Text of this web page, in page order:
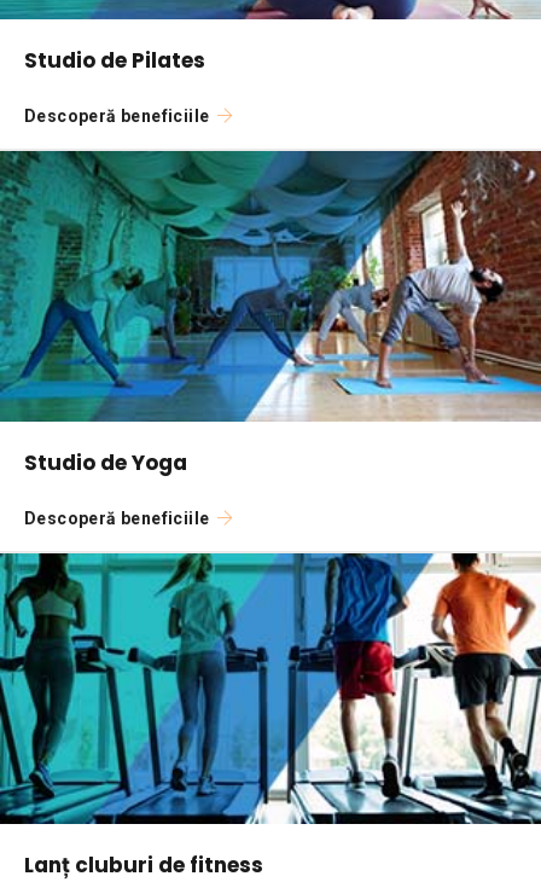
Studio de Pilates
Descoperă beneficiile
Studio de Yoga
Descoperă beneficiile
Lanț cluburi de fitness